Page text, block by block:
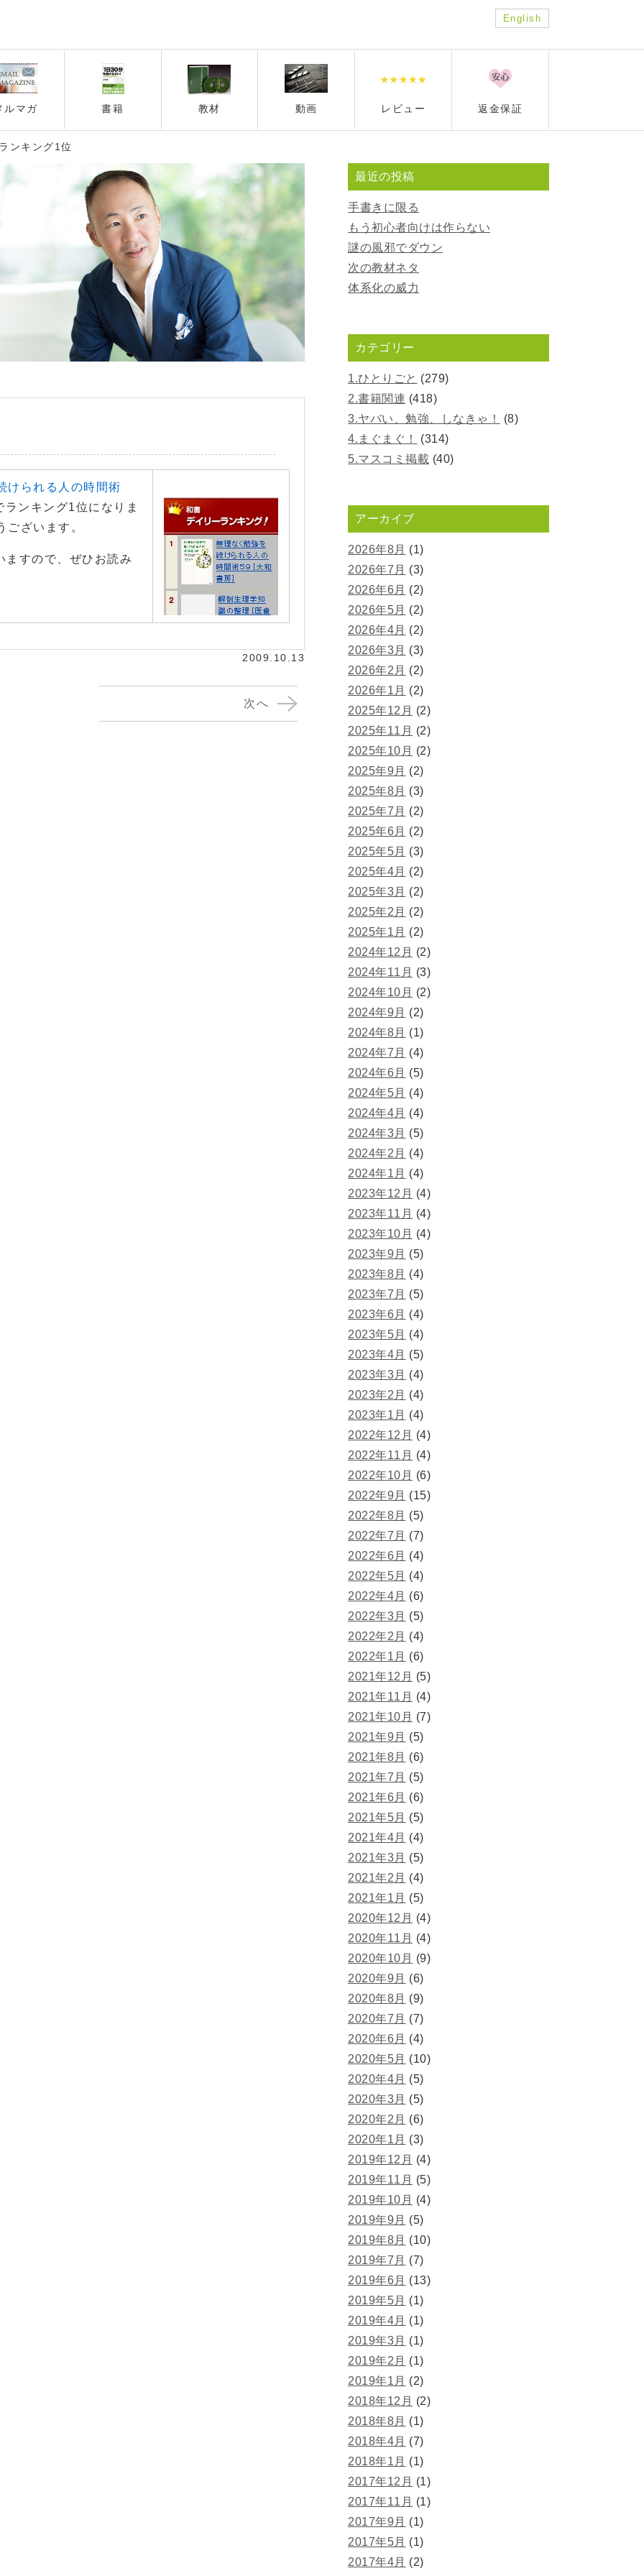
English
ルマガ 書籍 教材 動画 レビュー 返金保証
ンキング1位
けられる人の時間術
ンキング1位になりま
ざいます。
すので、ぜひお読み
2009.10.13
次へ
最近の投稿
手書きに限る
もう初心者向けは作らない
謎の風邪でダウン
次の教材ネタ
体系化の威力
カテゴリー
1.ひとりごと (279)
2.書籍関連 (418)
3.ヤバい、勉強、しなきゃ！
(8)
4.まぐまぐ！
(314)
5.マスコミ掲載 (40)
アーカイブ
2026年8月 (1)
2026年7月 (3)
2026年6月 (2)
2026年5月 (2)
2026年4月 (2)
2026年3月 (3)
2026年2月 (2)
2026年1月 (2)
2025年12月 (2)
2025年11月 (2)
2025年10月 (2)
2025年9月 (2)
2025年8月 (3)
2025年7月 (2)
2025年6月 (2)
2025年5月 (3)
2025年4月 (2)
2025年3月 (2)
2025年2月 (2)
2025年1月 (2)
2024年12月 (2)
2024年11月 (3)
2024年10月 (2)
2024年9月 (2)
2024年8月 (1)
2024年7月 (4)
2024年6月 (5)
2024年5月 (4)
2024年4月 (4)
2024年3月 (5)
2024年2月 (4)
2024年1月 (4)
2023年12月 (4)
2023年11月 (4)
2023年10月 (4)
2023年9月 (5)
2023年8月 (4)
2023年7月 (5)
2023年6月 (4)
2023年5月 (4)
2023年4月 (5)
2023年3月 (4)
2023年2月 (4)
2023年1月 (4)
2022年12月 (4)
2022年11月 (4)
2022年10月 (6)
2022年9月 (15)
2022年8月 (5)
2022年7月 (7)
2022年6月 (4)
2022年5月 (4)
2022年4月 (6)
2022年3月 (5)
2022年2月 (4)
2022年1月 (6)
2021年12月 (5)
2021年11月 (4)
2021年10月 (7)
2021年9月 (5)
2021年8月 (6)
2021年7月 (5)
2021年6月 (6)
2021年5月 (5)
2021年4月 (4)
2021年3月 (5)
2021年2月 (4)
2021年1月 (5)
2020年12月 (4)
2020年11月 (4)
2020年10月 (9)
2020年9月 (6)
2020年8月 (9)
2020年7月 (7)
2020年6月 (4)
2020年5月 (10)
2020年4月 (5)
2020年3月 (5)
2020年2月 (6)
2020年1月 (3)
2019年12月 (4)
2019年11月 (5)
2019年10月 (4)
2019年9月 (5)
2019年8月 (10)
2019年7月 (7)
2019年6月 (13)
2019年5月 (1)
2019年4月 (1)
2019年3月 (1)
2019年2月 (1)
2019年1月 (2)
2018年12月 (2)
2018年8月 (1)
2018年4月 (7)
2018年1月 (1)
2017年12月 (1)
2017年11月 (1)
2017年9月 (1)
2017年5月 (1)
2017年4月 (2)